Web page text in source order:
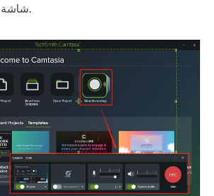
شاشة سوداء أثناء التثبيت.